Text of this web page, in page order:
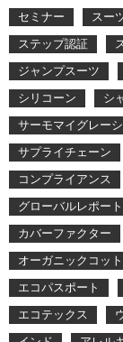
セミナー
スー
ステップ認証
ジャンプスーツ
シリコーン
シ
サーモマイグレー
サプライチェーン
コンプライアンス
グローバルレポート
カバーファクター
オーガニックコッ
エコパスポート
エコテックス